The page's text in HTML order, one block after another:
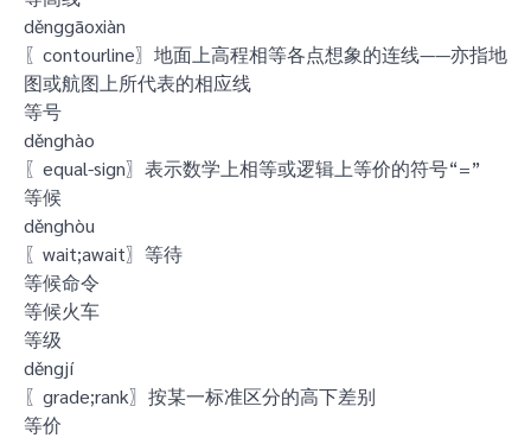
děnggāoxiàn
〖contourline〗地面上高程相等各点想象的连线——亦指地
图或航图上所代表的相应线
等号
děnghào
〖equal-sign〗表示数学上相等或逻辑上等价的符号“=”
等候
děnghòu
〖wait;await〗等待
等候命令
等候火车
等级
děngjí
〖grade;rank〗按某一标准区分的高下差别
等价